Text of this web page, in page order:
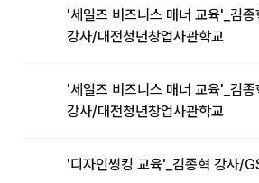
등급 · 포인트
💰 교육 견적 계산기
공지사항
'세일즈 비즈니스 매너 교육'_김종
강사/대전청년창업사관학교
'세일즈 비즈니스 매너 교육'_김종
강사/대전청년창업사관학교
'디자인씽킹 교육'_김종혁 강사/